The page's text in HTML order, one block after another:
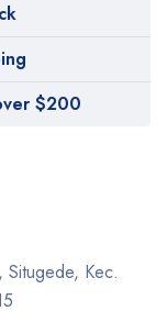
$200
Situgede, Kec.